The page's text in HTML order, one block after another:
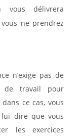
vous délivrera
ne prendrez
n’exige pas de
de travail pour
ce cas, vous
dire que vous
les exercices